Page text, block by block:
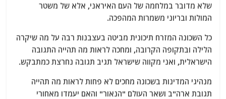
שלא מדובר במלחמה של העם האיראני, אלא של משטר
המולות ובריוני משמרות המהפכה.
כל השכונה המזרח תיכונית מביטה בעצבנות רבה על מה שיקרה
הלילה ובתקופה הקרובה, ומחכה לראות מה תהייה התגובה
הישראלית, ואני מקווה שישראל תגיב תגובה נחרצת כמתבקש.
מנהיגי המדינות בשכונה מחכים לא פחות לראות מה תהייה
תגובת ארה"ב ושאר העולם "הנאור" והאם יעמדו מאחורי